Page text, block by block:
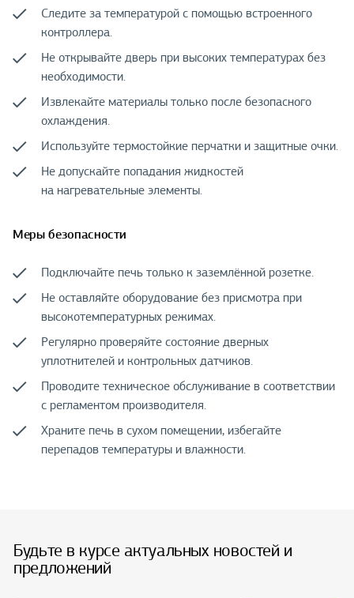
Следите за температурой с помощью встроенного
контроллера.
Не открывайте дверь при высоких температурах без
необходимости.
Извлекайте материалы только после безопасного
охлаждения.
Используйте термостойкие перчатки и защитные очки.
Не допускайте попадания жидкостей
на нагревательные элементы.
Меры безопасности
Подключайте печь только к заземлённой розетке.
Не оставляйте оборудование без присмотра при
высокотемпературных режимах.
Регулярно проверяйте состояние дверных
уплотнителей и контрольных датчиков.
Проводите техническое обслуживание в соответствии
с регламентом производителя.
Храните печь в сухом помещении, избегайте
перепадов температуры и влажности.
Будьте в курсе актуальных новостей и
предложений